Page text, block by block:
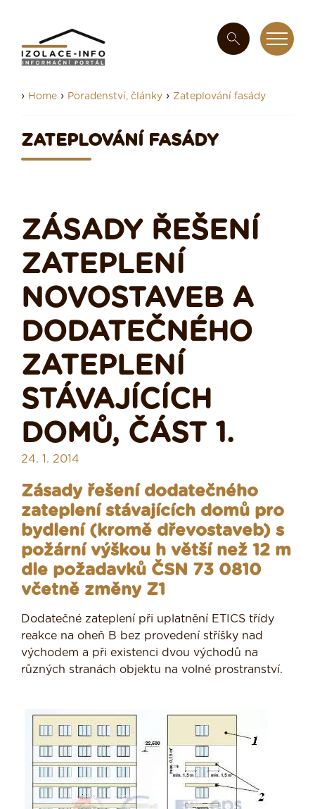
› Home › Poradenství, články › Zateplování fasády
ZATEPLOVÁNÍ FASÁDY
ZÁSADY ŘEŠENÍ
ZATEPLENÍ
NOVOSTAVEB A
DODATEČNÉHO
ZATEPLENÍ
STÁVAJÍCÍCH
DOMŮ, ČÁST 1.
24. 1. 2014
Zásady řešení dodatečného
zateplení stávajících domů pro
bydlení (kromě dřevostaveb) s
požární výškou h větší než 12 m
dle požadavků ČSN 73 0810
včetně změny Z1
Dodatečné zateplení při uplatnění ETICS třídy
reakce na oheň B bez provedení stříšky nad
východem a při existenci dvou východů na
různých stranách objektu na volné prostranství.